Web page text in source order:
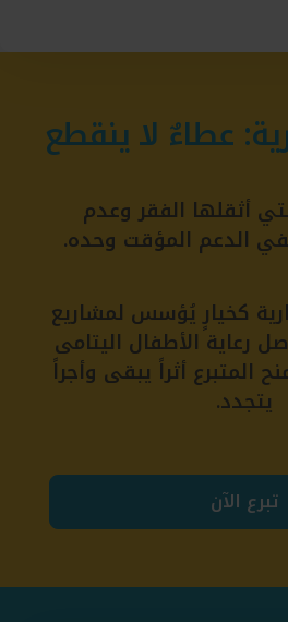
عطاءٌ لا ينقطع
أثقلها الفقر وعدم
الدعم المؤقت وحده.
كخيارٍ يُؤسس لمشاريع
رعاية الأطفال اليتامى
المتبرع أثراً يبقى وأجراً
يتجدد.
تبرع الآن